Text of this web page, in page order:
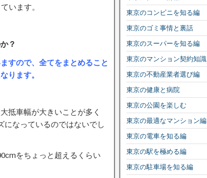
います。
？
すので、全てをまとめること
ります。
抵車幅が大きいことが多く
になっているのではないでし
をちょっと超えるくらい
東京のコンビニを知る編
東京のゴミ事情と裏話
東京のスーパーを知る編
東京のマンション契約知識
東京の不動産業者選び編
東京の健康と病院
東京の公園を楽しむ
東京の最適なマンション編
東京の電車を知る編
東京の駅を極める編
東京の駐車場を知る編